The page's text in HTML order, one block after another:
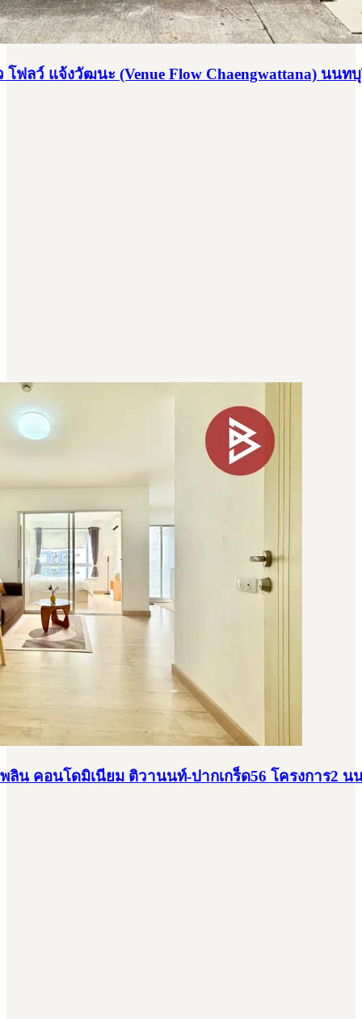
โฟลว์ แจ้งวัฒนะ (Venue Flow Chaengwattana) นนท
ลิน คอนโดมิเนียม ติวานนท์-ปากเกร็ด56 โครงการ2 น